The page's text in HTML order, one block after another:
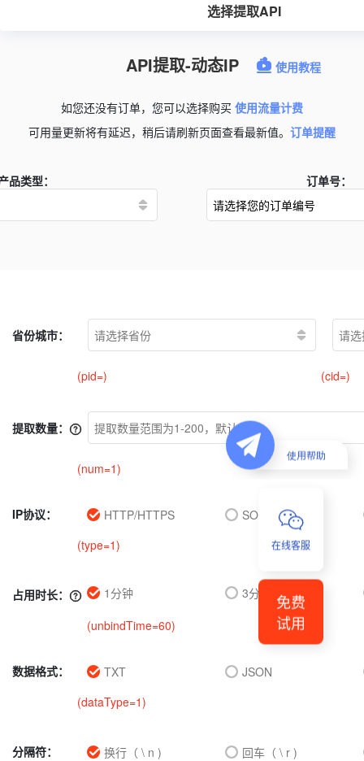
选择提取API
API提取-动态IP 使用教程
如您还没有订单，您可以选择购买 使用流量计费
可用量更新将有延迟，稍后请刷新页面查看最新值。 订单提醒
品类型： 订单号：
省份城市：
(pid=) (cid=)
提取数量：
(num=1)
IP协议： HTTP/HTTPS
SOCKS5
(type=1)
占用时长： 1分钟
3分钟
(unbindTime=60)
数据格式： TXT
JSON
(dataType=1)
分隔符： 换行（ \ n )
回车（ \ r )
在线客服
免费
试用